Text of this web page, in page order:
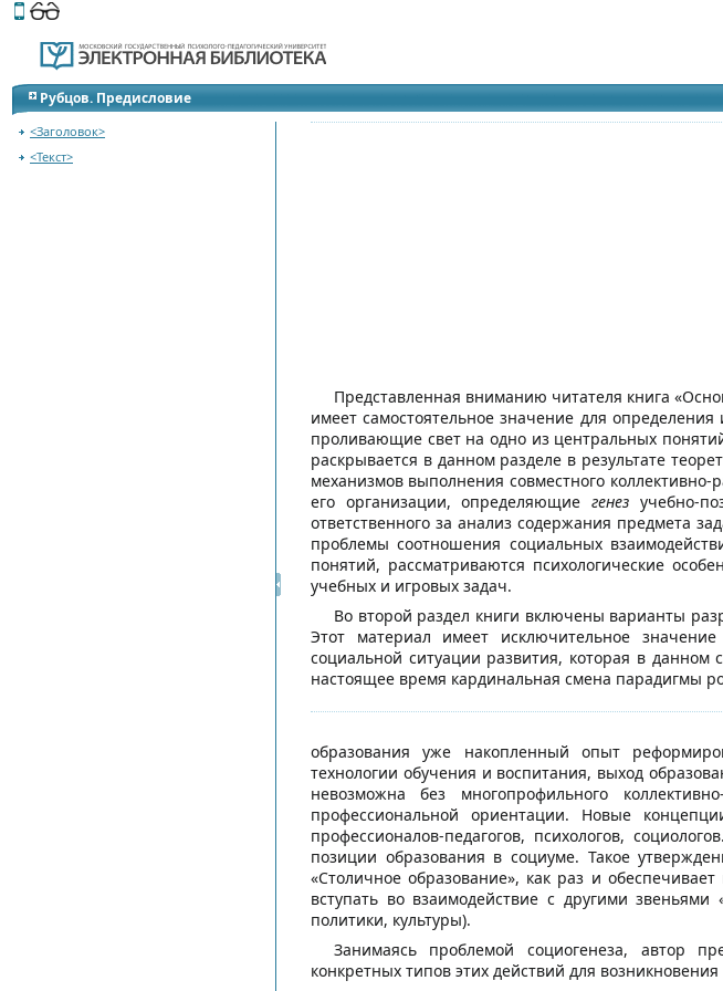
Этот сайт поддерживает
Рубцов. Предисловие
<Заголовок>
<Текст>
Переход к содержанию сборника
Представленная вниманию читателя книга
имеет самостоятельное значение для
проливающие свет на одно из центральных
раскрывается в данном разделе в результате
механизмов выполнения совместного
его организации, определяющие генезучебно-
ответственного за анализ содержания предмета
проблемы соотношения социальных
понятий, рассматриваются психологические
учебных и игровых задач.
Во второй раздел книги включены варианты
Этот материал имеет исключительное
социальной ситуации развития, которая в
настоящее время кардинальная смена парадигмы
образования уже накопленный опыт
технологии обучения и воспитания, выход
невозможна без многопрофильного
профессиональной ориентации. Новые
профессионалов-педагогов, психологов,
позиции образования в социуме. Такое
«Столичное образование», как раз и
вступать во взаимодействие с другими
политики, культуры).
Занимаясь проблемой социогенеза, автор
конкретных типов этих действий для